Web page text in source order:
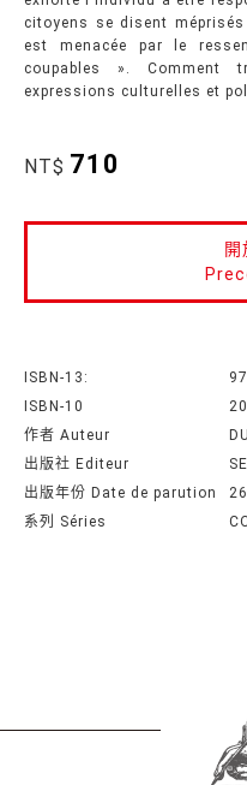
citoyens se disent
est menacée par le
coupables ». Comment
expressions culturelles et
NT$ 710
開
ISBN-13:
ISBN-10
作者 Auteur
出版社 Editeur
出版年份 Date de parution
系列 Séries